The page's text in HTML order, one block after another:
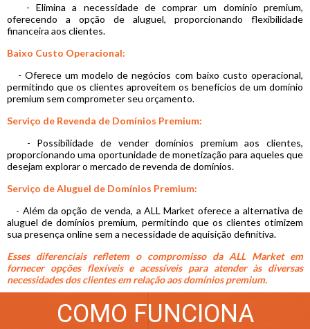
- Elimina a necessidade de comprar um domínio premium,
oferecendo a opção de aluguel, proporcionando flexibilidade
financeira aos clientes.
Baixo Custo Operacional:
- Oferece um modelo de negócios com baixo custo operacional,
permitindo que os clientes aproveitem os benefícios de um domínio
premium sem comprometer seu orçamento.
Serviço de Revenda de Domínios Premium:
- Possibilidade de vender domínios premium aos clientes,
proporcionando uma oportunidade de monetização para aqueles que
desejam explorar o mercado de revenda de domínios.
Serviço de Aluguel de Domínios Premium:
- Além da opção de venda, a ALL Market oferece a alternativa de
aluguel de domínios premium, permitindo que os clientes otimizem
sua presença online sem a necessidade de aquisição definitiva.
Esses diferenciais refletem o compromisso da ALL Market em
fornecer opções flexíveis e acessíveis para atender às diversas
necessidades dos clientes em relação aos domínios premium.
COMO FUNCIONA